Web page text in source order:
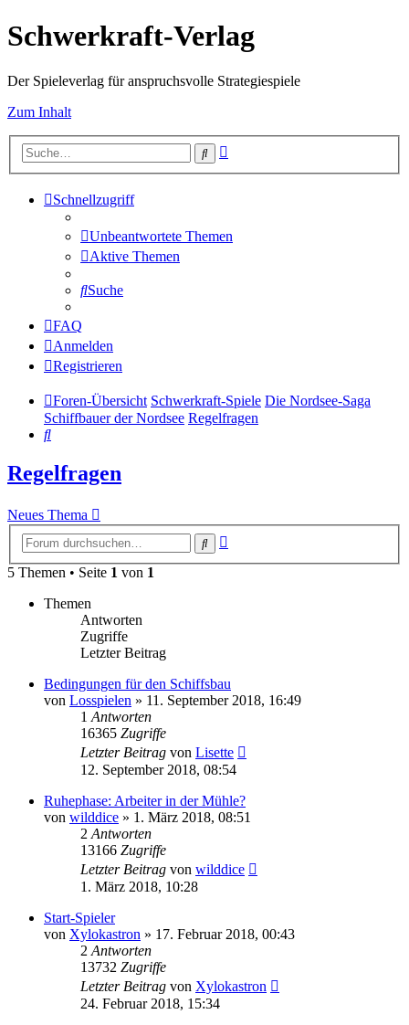
Schwerkraft-Verlag
Der Spieleverlag für anspruchsvolle Strategiespiele
Zum Inhalt
Suche
Schnellzugriff
Unbeantwortete Themen
Aktive Themen
Suche
FAQ
Anmelden
Registrieren
Foren-Übersicht Schwerkraft-Spiele Die Nordsee-Saga
Schiffbauer der Nordsee Regelfragen
Suche
Regelfragen
Neues Thema
Suche
5 Themen • Seite 1 von 1
Themen
Antworten
Zugriffe
Letzter Beitrag
Bedingungen für den Schiffsbau
von Losspielen » 11. September 2018, 16:49
1 Antworten
16365 Zugriffe
Letzter Beitrag von Lisette
12. September 2018, 08:54
Ruhephase: Arbeiter in der Mühle?
von wilddice » 1. März 2018, 08:51
2 Antworten
13166 Zugriffe
Letzter Beitrag von wilddice
1. März 2018, 10:28
Start-Spieler
von Xylokastron » 17. Februar 2018, 00:43
2 Antworten
13732 Zugriffe
Letzter Beitrag von Xylokastron
24. Februar 2018, 15:34